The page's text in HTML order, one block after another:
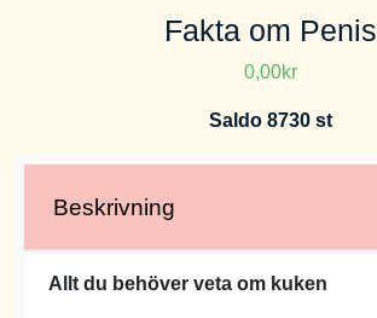
Fakta om Penis
0,00kr
Saldo 8730 st
Beskrivning
Allt du behöver veta om kuken